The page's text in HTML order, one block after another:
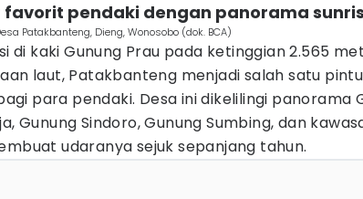
favorit pendaki dengan panorama
Patakbanteng, Dieng, Wonosobo (dok. BCA)
di kaki Gunung Prau pada ketinggian 2.565
laut, Patakbanteng menjadi salah satu
para pendaki. Desa ini dikelilingi panorama
Gunung Sindoro, Gunung Sumbing, dan
udaranya sejuk sepanjang tahun.